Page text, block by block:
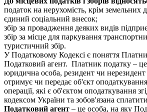
податок на нерухомість, крім земельних
єдиний соціальний внесок;
збір за провадження деяких видів
збір за місце для паркування
туристичний збір.
У Податковому Кодексі є поняття
Податковий агент. Платник податку –
юридична особа, резидент чи нерезидент
отримує чи передає об'єкт
операції, які є об'єктом оподаткування
кодексом України та зобов'язана
Податковий агент – це особа, на яку